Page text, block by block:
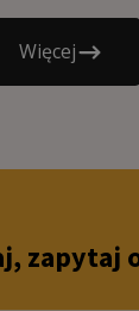
Więcej
zapytaj